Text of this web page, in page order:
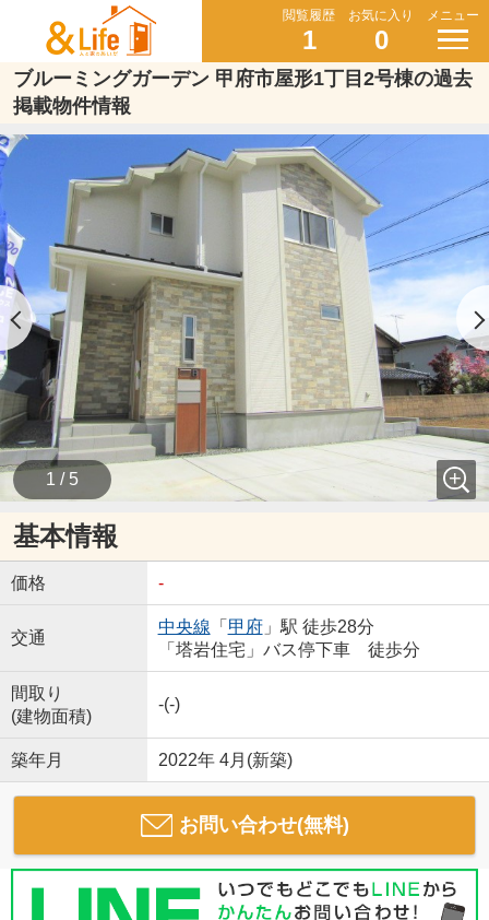
閲覧履歴
1
お気に入り
0
メニュー
ブルーミングガーデン 甲府市屋形1丁目2号棟の過去
掲載物件情報
1 / 5
基本情報
価格 -
交通
中央線 「 甲府」駅 徒歩28分
「塔岩住宅」バス停下車 徒歩分
間取り
(建物面積)
-(-)
築年月 2022年 4月(新築)
お問い合わせ(無料)